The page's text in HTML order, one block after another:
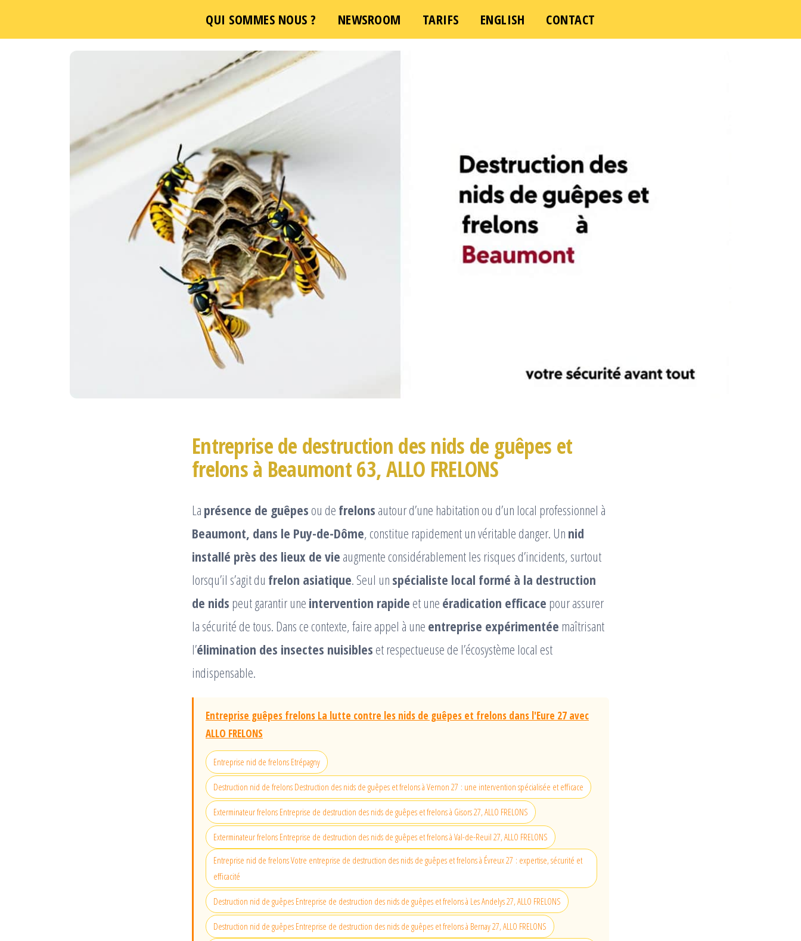
QUI SOMMES NOUS ? NEWSROOM TARIFS ENGLISH
CONTACT
Passer
Entreprise de destruction des nids de guêpes et
frelons à Beaumont 63, ALLO FRELONS
La présence de guêpes ou de frelons autour d’une habitation ou d’un local professionnel à
Beaumont, dans le Puy-de-Dôme, constitue rapidement un véritable danger. Un nid
installé près des lieux de vie augmente considérablement les risques d’incidents, surtout
lorsqu’il s’agit du frelon asiatique. Seul un spécialiste local formé à la destruction
de nids peut garantir une intervention rapide et une éradication efficace pour assurer
la sécurité de tous. Dans ce contexte, faire appel à une entreprise expérimentée maîtrisant
l’élimination des insectes nuisibles et respectueuse de l’écosystème local est
indispensable.
Entreprise guêpes frelons La lutte contre les nids de guêpes et frelons dans l'Eure 27 avec
ALLO FRELONS
Entreprise nid de frelons Etrépagny
Destruction nid de frelons Destruction des nids de guêpes et frelons à Vernon 27 : une intervention spécialisée et efficace
Exterminateur frelons Entreprise de destruction des nids de guêpes et frelons à Gisors 27, ALLO FRELONS
Exterminateur frelons Entreprise de destruction des nids de guêpes et frelons à Val-de-Reuil 27, ALLO FRELONS
Entreprise nid de frelons Votre entreprise de destruction des nids de guêpes et frelons à Évreux 27 : expertise, sécurité et
efficacité
Destruction nid de guêpes Entreprise de destruction des nids de guêpes et frelons à Les Andelys 27, ALLO FRELONS
Destruction nid de guêpes Entreprise de destruction des nids de guêpes et frelons à Bernay 27, ALLO FRELONS